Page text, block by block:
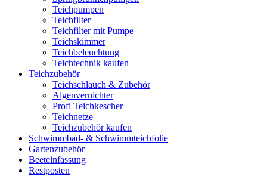
Teichpumpen
Teichfilter
Teichfilter mit Pumpe
Teichskimmer
Teichbeleuchtung
Teichtechnik kaufen
Teichzubehör
Teichschlauch & Zubehör
Algenvernichter
Profi Teichkescher
Teichnetze
Teichzubehör kaufen
Schwimmbad- & Schwimmteichfolie
Gartenzubehör
Beeteinfassung
Restposten